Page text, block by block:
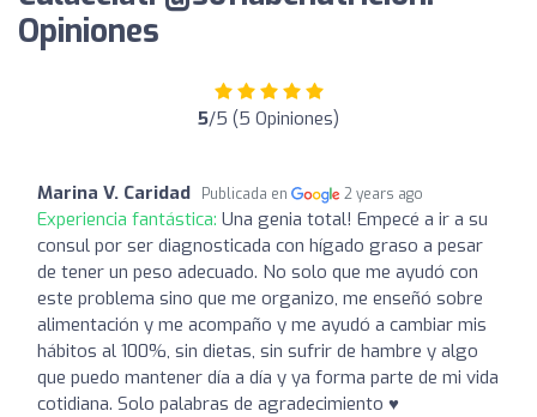
Opiniones
5/5 (5 Opiniones)
Marina V. Caridad Publicada en 2 years ago
Experiencia fantástica: Una genia total! Empecé a ir a su
consul por ser diagnosticada con hígado graso a pesar
de tener un peso adecuado. No solo que me ayudó con
este problema sino que me organizo, me enseñó sobre
alimentación y me acompaño y me ayudó a cambiar mis
hábitos al 100%, sin dietas, sin sufrir de hambre y algo
que puedo mantener día a día y ya forma parte de mi vida
cotidiana. Solo palabras de agradecimiento ♥️